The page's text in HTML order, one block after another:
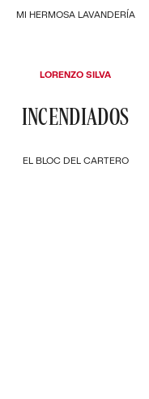
MI HERMOSA LAVANDERÍA
EL BLOC DEL CARTERO
INCENDIADOS
LORENZO SILVA